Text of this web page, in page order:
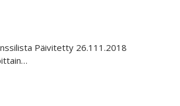
Päivitetty 26.111.2018